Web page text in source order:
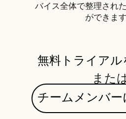
バイス全体で整理され
ができます
無料トライアル
また
チームメンバー